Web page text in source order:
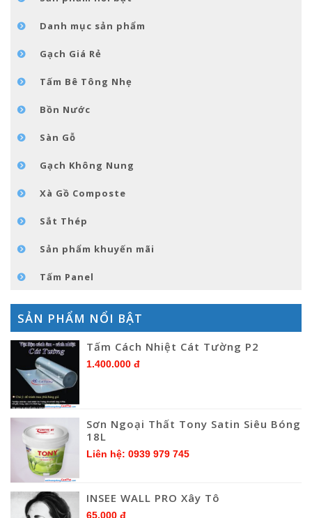
LIÊN HỆDanh mục sản phẩm
Gạch Giá Rẻ
Tấm Bê Tông Nhẹ
Bồn Nước
Sàn Gỗ
Gạch Không Nung
Xà Gồ Composte
Sắt Thép
Sản phẩm khuyến mãi
Tấm Panel
SẢN PHẨM NỔI BẬT
Tấm Cách Nhiệt Cát Tường P2
1.400.000 đ
Sơn Ngoại Thất Tony Satin Siêu Bóng
18L
Liên hệ: 0939 979 745
INSEE WALL PRO Xây Tô
65.000 đ